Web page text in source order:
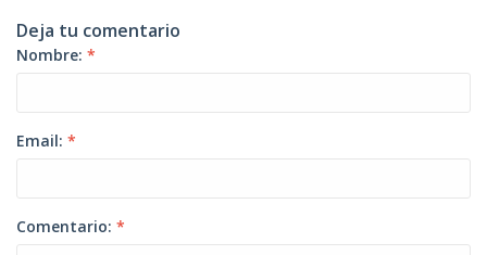
Deja tu comentario
Nombre: *
Email: *
Comentario: *